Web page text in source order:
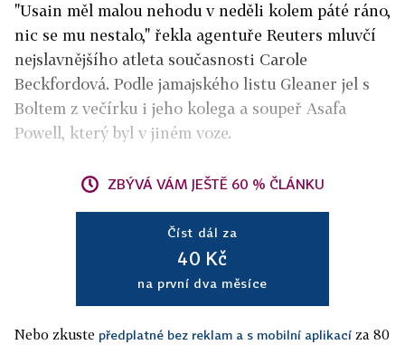
"Usain měl malou nehodu v neděli kolem páté ráno,
nic se mu nestalo," řekla agentuře Reuters mluvčí
nejslavnějšího atleta současnosti Carole
Beckfordová. Podle jamajského listu Gleaner jel s
Boltem z večírku i jeho kolega a soupeř Asafa
Powell, který byl v jiném voze.
ZBÝVÁ VÁM JEŠTĚ 60 % ČLÁNKU
Číst dál za
40 Kč
na první dva měsíce
Nebo zkuste předplatné bez reklam a s mobilní aplikací za 80